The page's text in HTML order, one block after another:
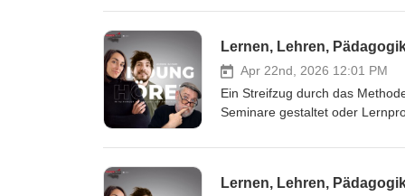
nicht demütigen. Natürlich soll
Lernen Spaß machen muss.
Erwachsene kommen nicht in
Wir freuen uns über Ihren
Lernen, Lehren,
Apr 22nd, 2026 12:01 PM
Ein Streifzug durch das
Seminare gestaltet oder
Psychotherapie stammen. Das
Ressourcenorientierung,
Lernen, Lehren,